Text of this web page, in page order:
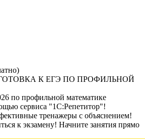
К ЕГЭ ПО ПРОФИЛЬНОЙ
по профильной математике
сервиса "1С:Репетитор"!
тренажеры с объяснением!
к экзамену! Начните занятия прямо